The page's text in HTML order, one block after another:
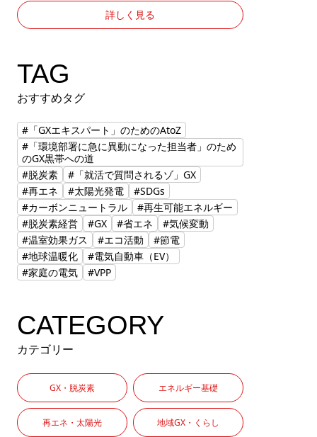
詳しく見る
TAG
おすすめタグ
#「GXエキスパート」のためのAtoZ
#「環境部署に急に異動になった担当者」のため
のGX黒帯への道
#脱炭素
#「就活で質問されるゾ」GX
#再エネ
#太陽光発電
#SDGs
#カーボンニュートラル
#再生可能エネルギー
#脱炭素経営
#GX #省エネ
#気候変動
#温室効果ガス
#エコ活動
#節電
#地球温暖化
#電気自動車（EV）
#家庭の電気
#VPP
CATEGORY
カテゴリー
GX・脱炭素 エネルギー基礎
再エネ・太陽光 地域GX・くらし